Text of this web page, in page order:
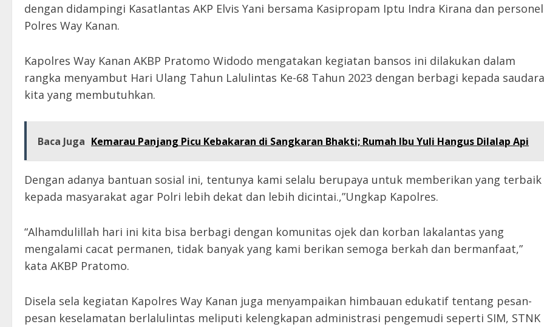
dengan didampingi Kasatlantas AKP Elvis Yani bersama Kasipropam Iptu Indra Kirana dan personel
Polres Way Kanan.
Kapolres Way Kanan AKBP Pratomo Widodo mengatakan kegiatan bansos ini dilakukan dalam
rangka menyambut Hari Ulang Tahun Lalulintas Ke-68 Tahun 2023 dengan berbagi kepada saudara
kita yang membutuhkan.
Baca Juga Kemarau Panjang Picu Kebakaran di Sangkaran Bhakti; Rumah Ibu Yuli Hangus Dilalap Api
Dengan adanya bantuan sosial ini, tentunya kami selalu berupaya untuk memberikan yang terbaik
kepada masyarakat agar Polri lebih dekat dan lebih dicintai.,”Ungkap Kapolres.
“Alhamdulillah hari ini kita bisa berbagi dengan komunitas ojek dan korban lakalantas yang
mengalami cacat permanen, tidak banyak yang kami berikan semoga berkah dan bermanfaat,”
kata AKBP Pratomo.
Disela sela kegiatan Kapolres Way Kanan juga menyampaikan himbauan edukatif tentang pesan-
pesan keselamatan berlalulintas meliputi kelengkapan administrasi pengemudi seperti SIM, STNK